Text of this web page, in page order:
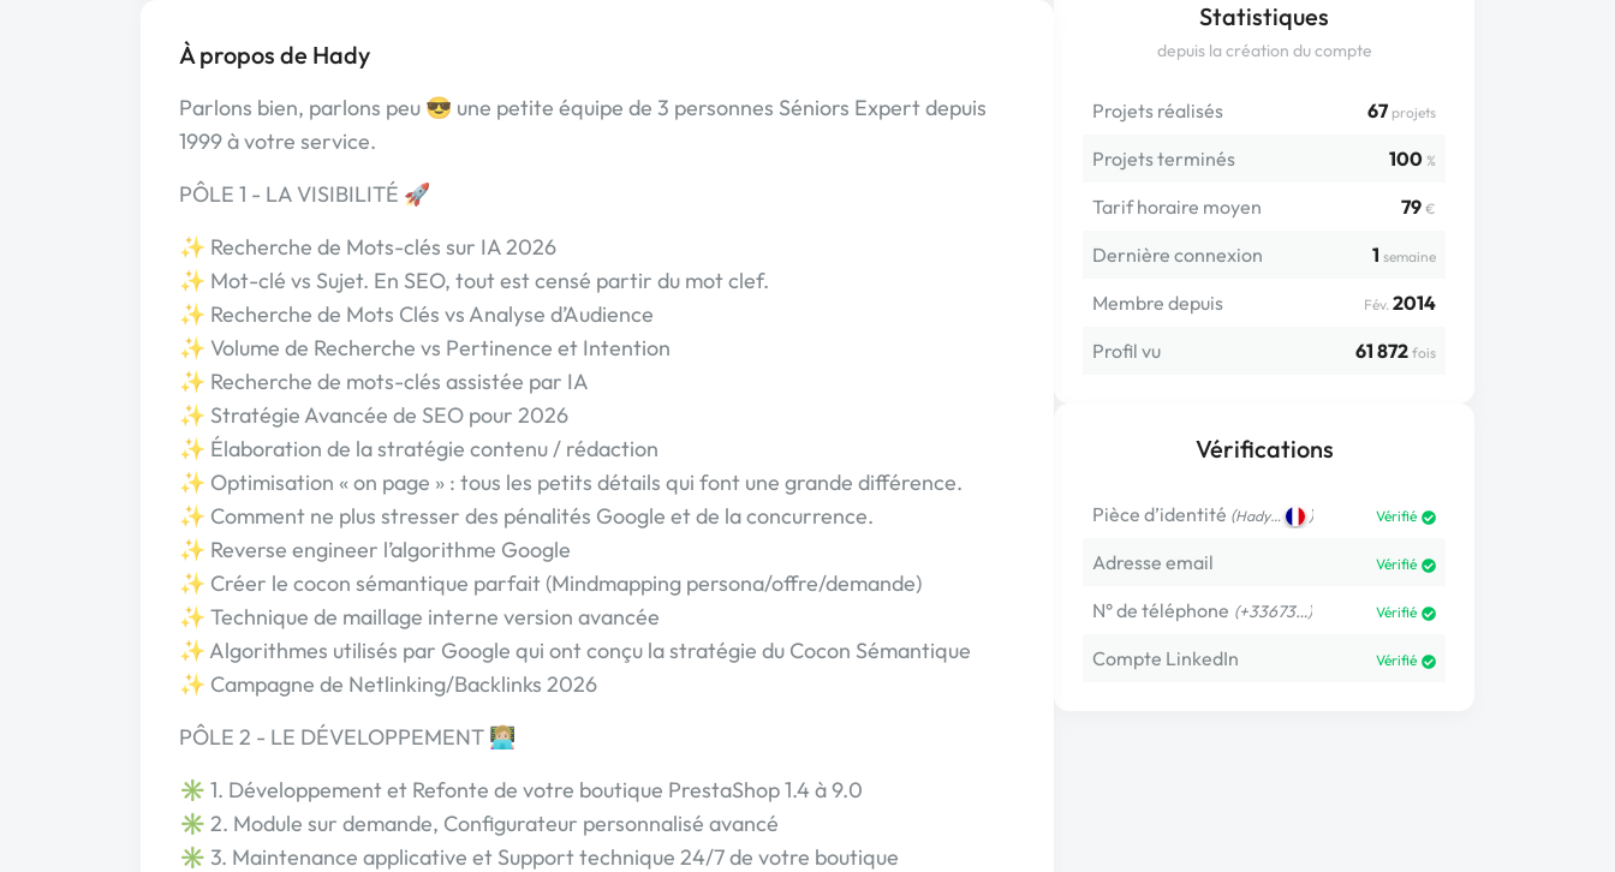
Statistiques
depuis la création du compte
Projets réalisés 67 projets
Projets terminés 100 %
Tarif horaire moyen 79 €
Dernière connexion 1 semaine
Membre depuis Fév. 2014
Profil vu
61 872 fois
Vérifications
Pièce d’identité (Hady… ) Vérifié
Adresse email Vérifié
N° de téléphone (+33673…) Vérifié
Compte LinkedIn Vérifié
À propos de Hady
Parlons bien, parlons peu 😎 une petite équipe de 3 personnes Séniors Expert depuis
1999 à votre service.
PÔLE 1 - LA VISIBILITÉ 🚀​
✨ Recherche de Mots-clés sur IA 2026
✨ Mot-clé vs Sujet. En SEO, tout est censé partir du mot clef.
✨ Recherche de Mots Clés vs Analyse d’Audience
✨ Volume de Recherche vs Pertinence et Intention
✨ Recherche de mots-clés assistée par IA
✨ Stratégie Avancée de SEO pour 2026
✨ Élaboration de la stratégie contenu / rédaction
✨ Optimisation « on page » : tous les petits détails qui font une grande différence.
✨ Comment ne plus stresser des pénalités Google et de la concurrence.
✨ Reverse engineer l’algorithme Google
✨ Créer le cocon sémantique parfait (Mindmapping persona/offre/demande)
✨ Technique de maillage interne version avancée
✨ Algorithmes utilisés par Google qui ont conçu la stratégie du Cocon Sémantique
✨ Campagne de Netlinking/Backlinks 2026
PÔLE 2 - LE DÉVELOPPEMENT 👩🏼‍💻
✳️ 1. Développement et Refonte de votre boutique PrestaShop 1.4 à 9.0
✳️ 2. Module sur demande, Configurateur personnalisé avancé
✳️ 3. Maintenance applicative et Support technique 24/7 de votre boutique